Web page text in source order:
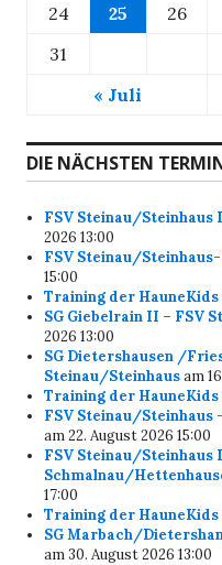
24
25 26
31
« Juli
DIE NÄCHSTEN
FSV Steinau/Steinhaus
2026 13:00
FSV Steinau/
15:00
Training der HauneKids
SG Giebelrain II – FSV
2026 13:00
SG Dietershausen /
Steinau/Steinhausam
Training der HauneKids
FSV Steinau/Steinhaus
am 22. August 2026 15:00
FSV Steinau/Steinhaus
Schmalnau/
17:00
Training der HauneKids
SG Marbach/
am 30. August 2026 13:00